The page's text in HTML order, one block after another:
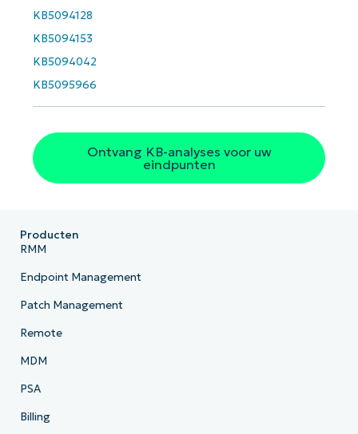
KB5094128
KB5094153
KB5094042
KB5095966
Ontvang KB-analyses voor uw
eindpunten
number*
Land
Company
Producten
RMM
Endpoint Management
Patch Management
Remote
MDM
PSA
Billing